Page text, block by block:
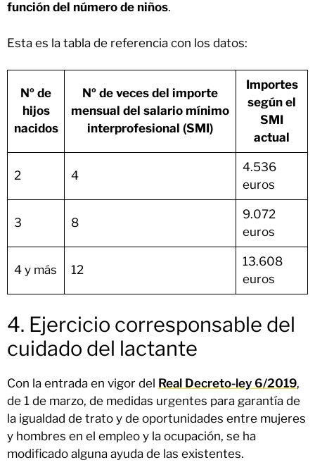
función del número de niños.
Esta es la tabla de referencia con los datos:
Nº de
hijos
nacidos
Nº de veces del importe
mensual del salario mínimo
interprofesional (SMI)
Importes
según el
SMI
actual
2 4
4.536
euros
3 8
9.072
euros
4 y más 12
13.608
euros
4. Ejercicio corresponsable del
cuidado del lactante
Con la entrada en vigor del Real Decreto-ley 6/2019,
de 1 de marzo, de medidas urgentes para garantía de
la igualdad de trato y de oportunidades entre mujeres
y hombres en el empleo y la ocupación, se ha
modificado alguna ayuda de las existentes.